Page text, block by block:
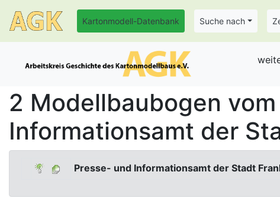
Kartonmodell-Datenbank Suche nach
2 Modellbaubogen
Informationsamt der
Presse- und Informationsamt der Stadt